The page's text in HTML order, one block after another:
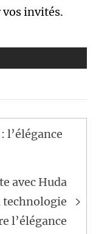
vos invités.
l’élégance
avec Huda
technologie
l’élégance